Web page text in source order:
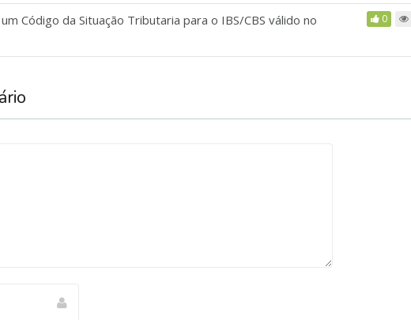
Código da Situação Tributaria para o IBS/CBS válido no
0